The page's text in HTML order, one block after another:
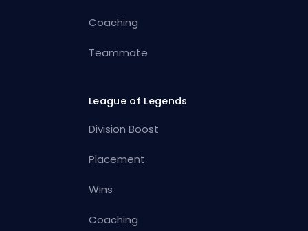
Coaching
Teammate
League of Legends
Division Boost
Placement
Wins
Coaching